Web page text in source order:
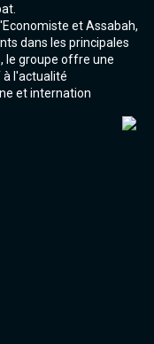
et Assabah,
dans les principales
le groupe offre une
à l'actualité
et internation